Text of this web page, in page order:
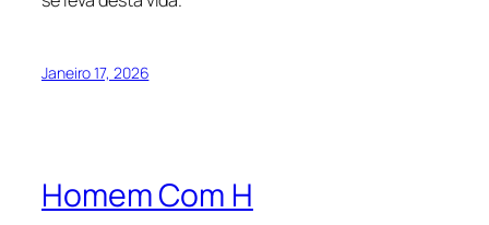
Janeiro 17, 2026
Homem Com H